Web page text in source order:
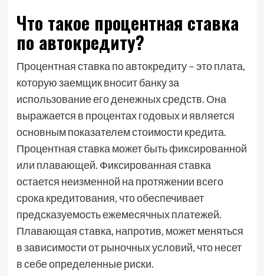
Что такое процентная ставка
по автокредиту?
Процентная ставка по автокредиту – это плата,
которую заемщик вносит банку за
использование его денежных средств. Она
выражается в процентах годовых и является
основным показателем стоимости кредита.
Процентная ставка может быть фиксированной
или плавающей. Фиксированная ставка
остается неизменной на протяжении всего
срока кредитования, что обеспечивает
предсказуемость ежемесячных платежей.
Плавающая ставка, напротив, может меняться
в зависимости от рыночных условий, что несет
в себе определенные риски.